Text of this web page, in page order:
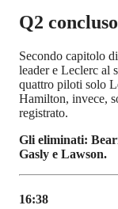
Q2
Secondo capitolo
leader e Leclerc al
quattro piloti solo
Hamilton, invece,
registrato.
Gli eliminati:
Gasly e Lawson.
16:38